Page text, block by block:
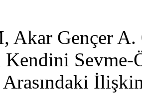
Akar Gençer A.
Sevme-